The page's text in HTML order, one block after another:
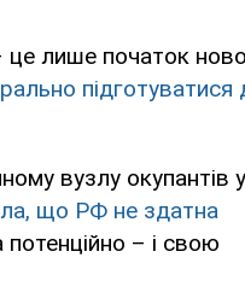
це лише початок
підготуватися
вузлу окупантів у
що РФ не здатна
потенційно – і свою